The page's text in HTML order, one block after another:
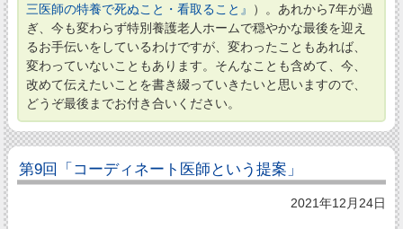
三医師の特養で死ぬこと・看取ること』
）。あれから7年が過
ぎ、今も変わらず特別養護老人ホームで穏やかな最後を迎え
るお手伝いをしているわけですが、変わったこともあれば、
変わっていないこともあります。そんなことも含めて、今、
改めて伝えたいことを書き綴っていきたいと思いますので、
どうぞ最後までお付き合いください。
第9回「コーディネート医師という提案」
2021年12月24日